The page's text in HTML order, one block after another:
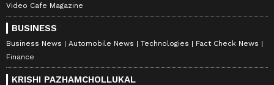
Video Cafe Magazine
BUSINESS
Business News Automobile News Technologies
Fact Check News
Finance
KRISHI PAZHAMCHOLLUKAL